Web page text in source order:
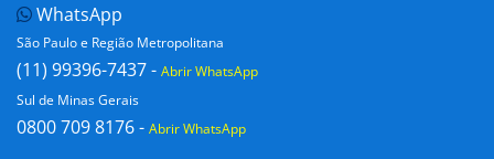
WhatsApp
São Paulo e Região Metropolitana
(11) 99396-7437 - Abrir WhatsApp
Sul de Minas Gerais
0800 709 8176 - Abrir WhatsApp